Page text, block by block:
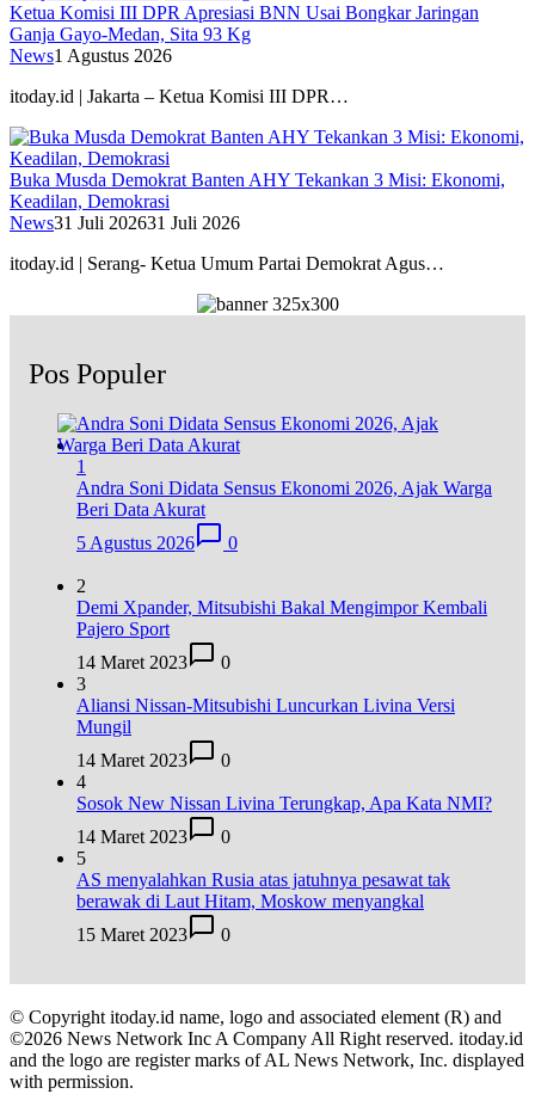
Ketua Komisi III DPR Apresiasi BNN Usai Bongkar Jaringan
Ganja Gayo-Medan, Sita 93 Kg
News1 Agustus 2026
itoday.id | Jakarta – Ketua Komisi III DPR…
Buka Musda Demokrat Banten AHY Tekankan 3 Misi: Ekonomi,
Keadilan, Demokrasi
News31 Juli 202631 Juli 2026
itoday.id | Serang- Ketua Umum Partai Demokrat Agus…
Pos Populer
1
Andra Soni Didata Sensus Ekonomi 2026, Ajak Warga
Beri Data Akurat
5 Agustus 2026
0
2
Demi Xpander, Mitsubishi Bakal Mengimpor Kembali
Pajero Sport
14 Maret 2023
0
3
Aliansi Nissan-Mitsubishi Luncurkan Livina Versi
Mungil
14 Maret 2023
0
4
Sosok New Nissan Livina Terungkap, Apa Kata NMI?
14 Maret 2023
0
5
AS menyalahkan Rusia atas jatuhnya pesawat tak
berawak di Laut Hitam, Moskow menyangkal
15 Maret 2023
0
© Copyright itoday.id name, logo and associated element (R) and
©2026 News Network Inc A Company All Right reserved. itoday.id
and the logo are register marks of AL News Network, Inc. displayed
with permission.